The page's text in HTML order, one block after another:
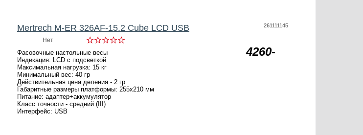
Mertrech M-ER 326AF-15.2 Cube LCD USB
Нет
Фасовочные настольные весы
Индикация: LCD с подсветкой
Максимальная нагрузка: 15 кг
Минимальный вес: 40 гр
Действительная цена деления - 2 гр
Габаритные размеры платформы: 255х210 мм
Питание: адаптер+аккумулятор
Класс точности - средний (III)
Интерфейс: USB
261111145
4260-